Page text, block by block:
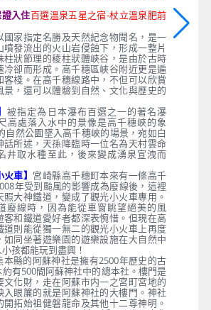
入住百選溫泉五星之宿-杖立溫泉肥前
國家指定名勝及天然紀念物聞名，是一
噴發流出的火山岩侵蝕下，形成一整片
柱狀節理的稜柱狀體峽谷，是由於古時
冷卻而形成。高千穗區峽谷附近更是遍
客棧。在高千穗線路中，不但可以欣賞
景，還可以體驗到自然、文化與歷史的
被指定為日本瀑布百選之一的著名瀑
高處落入水中的景像是高千穗峽的象
自然公園墜入高千穗峽的場景，宛如白
話所述，天孫降臨時一位名為天村雲命
井取水種至此，後來變成湧泉宣洩而
車】 宮崎縣高千穗町本來有一條高千
年受到颱風的影響成為廢線後，這裡
照大神鐵道，變成了觀光小火車專用。
廢線時，因為能從車窗眺望絕美的風
客和鐵道愛好者都深表惋惜。但現在高
道則能從獨一無二的觀光小火車上再度
如同坐著遊樂園的遊樂設施在大自然中
孩都能玩到盡興！
本縣的阿蘇神社是擁有2500年歷史的古
有500間阿蘇神社中的總本社。樓門是
文化財，走在阿蘇市内一之宮町宮地的
入眼簾的就是阿蘇神社的大樓門。神社
拓始祖健磐龍命及其他十二尊神明。